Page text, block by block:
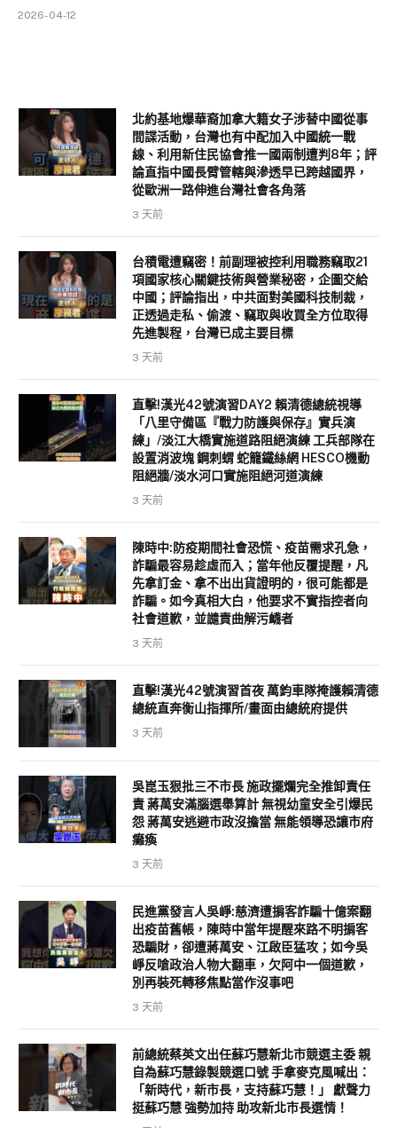
2026-04-12
北約基地爆華裔加拿大籍女子涉替中國從事
間諜活動，台灣也有中配加入中國統一戰
線、利用新住民協會推一國兩制遭判8年；評
論直指中國長臂管轄與滲透早已跨越國界，
從歐洲一路伸進台灣社會各角落
3 天前
台積電遭竊密！前副理被控利用職務竊取21
項國家核心關鍵技術與營業秘密，企圖交給
中國；評論指出，中共面對美國科技制裁，
正透過走私、偷渡、竊取與收買全方位取得
先進製程，台灣已成主要目標
3 天前
直擊!漢光42號演習DAY2 賴清德總統視導
「八里守備區『戰力防護與保存』實兵演
練」/淡江大橋實施道路阻絕演練 工兵部隊在
設置消波塊 鋼刺蝟 蛇籠鐵絲網 HESCO機動
阻絕牆/淡水河口實施阻絕河道演練
3 天前
陳時中:防疫期間社會恐慌、疫苗需求孔急，
詐騙最容易趁虛而入；當年他反覆提醒，凡
先拿訂金、拿不出出貨證明的，很可能都是
詐騙。如今真相大白，他要求不實指控者向
社會道歉，並譴責曲解污衊者
3 天前
直擊!漢光42號演習首夜 萬鈞車隊掩護賴清德
總統直奔衡山指揮所/畫面由總統府提供
3 天前
吳崑玉狠批三不市長 施政擺爛完全推卸責任
責 蔣萬安滿腦選舉算計 無視幼童安全引爆民
怨 蔣萬安逃避市政沒擔當 無能領導恐讓市府
癱瘓
3 天前
民進黨發言人吳崢:慈濟遭掮客詐騙十億案翻
出疫苗舊帳，陳時中當年提醒來路不明掮客
恐騙財，卻遭蔣萬安、江啟臣猛攻；如今吳
崢反嗆政治人物大翻車，欠阿中一個道歉，
別再裝死轉移焦點當作沒事吧
3 天前
前總統蔡英文出任蘇巧慧新北市競選主委 親
自為蘇巧慧錄製競選口號 手拿麥克風喊出：
「新時代，新市長，支持蘇巧慧！」 獻聲力
挺蘇巧慧 強勢加持 助攻新北市長選情！